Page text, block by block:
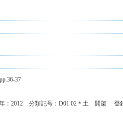
37
：2012 分類記号：D01.02＊土 開架 登